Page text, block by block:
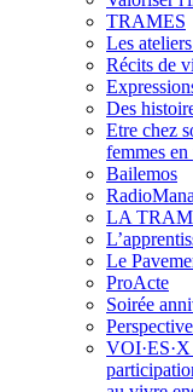
TRAMES
Les
Récits de
Des
Etre chez
femmes
Bailemos
RadioMana
LA
Le
ProActe
Soirée